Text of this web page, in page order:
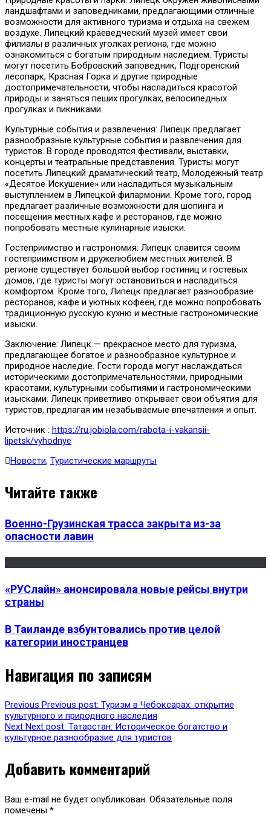
ландшафтами и заповедниками, предлагающими отличные
возможности для активного туризма и отдыха на свежем
воздухе. Липецкий краеведческий музей имеет свои
филиалы в различных уголках региона, где можно
ознакомиться с богатым природным наследием. Туристы
могут посетить Бобровский заповедник, Подгоренский
лесопарк, Красная Горка и другие природные
достопримечательности, чтобы насладиться красотой
природы и заняться пеших прогулках, велосипедных
прогулках и пикниками.
Культурные события и развлечения: Липецк предлагает
разнообразные культурные события и развлечения для
туристов. В городе проводятся фестивали, выставки,
концерты и театральные представления. Туристы могут
посетить Липецкий драматический театр, Молодежный театр
«Десятое Искушение» или насладиться музыкальным
выступлением в Липецкой филармонии. Кроме того, город
предлагает различные возможности для шопинга и
посещения местных кафе и ресторанов, где можно
попробовать местные кулинарные изыски.
Гостеприимство и гастрономия: Липецк славится своим
гостеприимством и дружелюбием местных жителей. В
регионе существует большой выбор гостиниц и гостевых
домов, где туристы могут остановиться и насладиться
комфортом. Кроме того, Липецк предлагает разнообразие
ресторанов, кафе и уютных кофеен, где можно попробовать
традиционную русскую кухню и местные гастрономические
изыски.
Заключение: Липецк — прекрасное место для туризма,
предлагающее богатое и разнообразное культурное и
природное наследие. Гости города могут наслаждаться
историческими достопримечательностями, природными
красотами, культурными событиями и гастрономическими
изысками. Липецк приветливо открывает свои объятия для
туристов, предлагая им незабываемые впечатления и опыт.
Источник : https://ru.jobiola.com/rabota-i-vakansii-
lipetsk/vyhodnye
Новости, Туристические маршруты
Читайте также
Военно-Грузинская трасса закрыта из-за
опасности лавин
«РУСлайн» анонсировала новые рейсы внутри
страны
В Таиланде взбунтовались против целой
категории иностранцев
Навигация по записям
Previous Previous post: Туризм в Чебоксарах: открытие
культурного и природного наследия
Next Next post: Татарстан: Историческое богатство и
культурное разнообразие для туристов
Добавить комментарий
Ваш e-mail не будет опубликован. Обязательные поля
помечены *